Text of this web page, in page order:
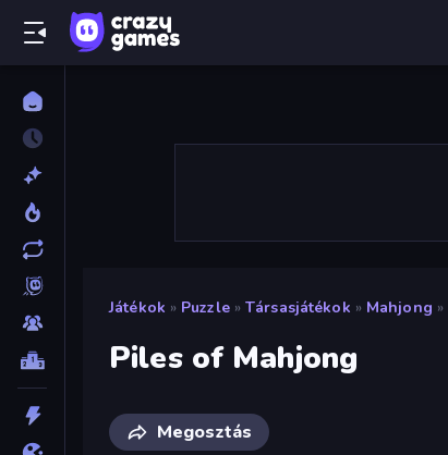
Játékok » Puzzle » Társasjátékok » Mahjong »
Piles of Mahjong
Megosztás